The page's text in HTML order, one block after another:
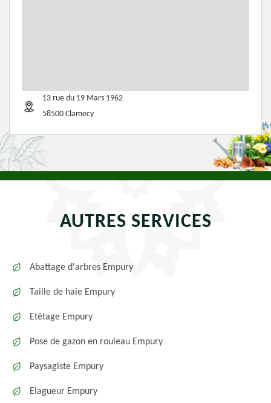
13 rue du 19 Mars 1962
58500 Clamecy
AUTRES SERVICES
Abattage d'arbres Empury
Taille de haie Empury
Etêtage Empury
Pose de gazon en rouleau Empury
Paysagiste Empury
Elagueur Empury